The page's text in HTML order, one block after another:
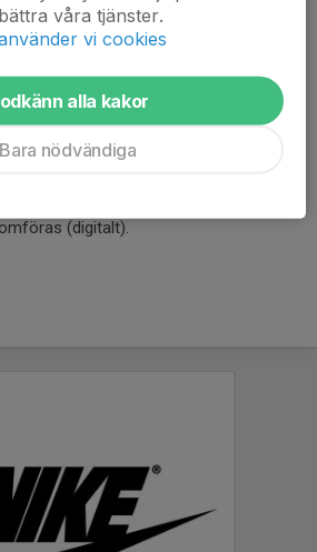
i dialog
klubben
Finns ett brett utbud
med
fortsättningsutbildni
ngar beroende av
behov och önskemål
(digitalt).
våra tjänster.
vi cookies
alla kakor
Bara nödvändiga